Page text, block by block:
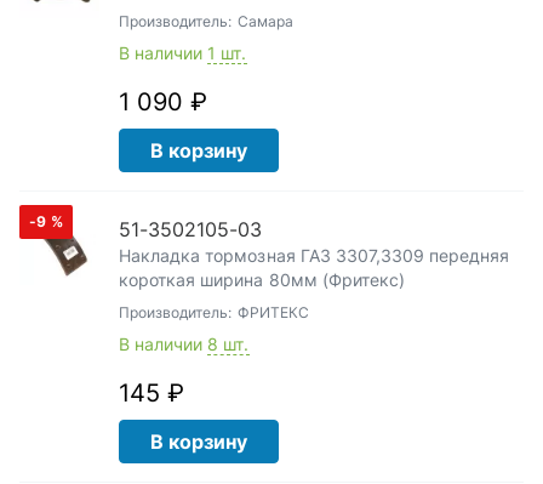
Производитель: Самара
В наличии 1 шт.
1 090 ₽
В корзину
-9 % 51-3502105-03
Накладка тормозная ГАЗ 3307,3309 передняя
короткая ширина 80мм (Фритекс)
Производитель: ФРИТЕКС
В наличии 8 шт.
145 ₽
В корзину